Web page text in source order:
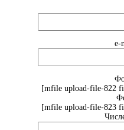
e-
[mfile upload-file-822
[mfile upload-file-823